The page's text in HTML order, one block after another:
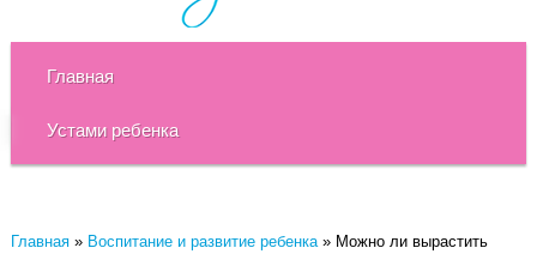
Главная
Устами ребенка
Главная» Воспитание и развитие ребенка» Можно ли вырастить